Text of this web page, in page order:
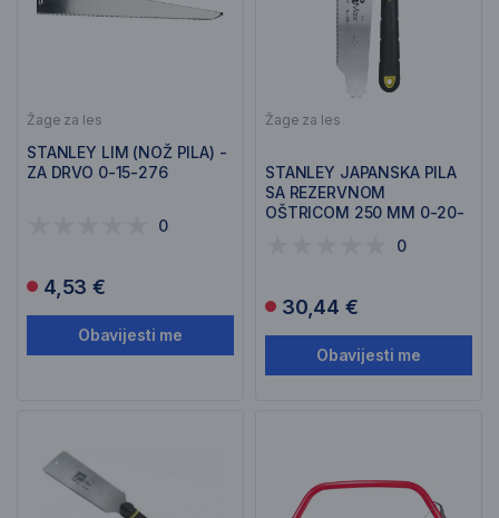
Žage za les
STANLEY LIM (NOŽ PILA) -
ZA DRVO 0-15-276
0
4,53 €
Obavijesti me
Žage za les
STANLEY JAPANSKA PILA
SA REZERVNOM
OŠTRICOM 250 MM 0-20-
0
30,44 €
Obavijesti me